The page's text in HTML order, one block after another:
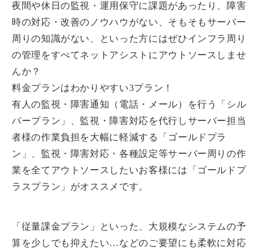
夜間や休日の監視・運用保守に課題があったり、障害
時の対応・改善のノウハウがない、そもそもサーバー
周りの知識がない、といった方にはぜひインフラ周り
の管理をすべてネットアシストにアウトソースしませ
んか？
料金プランはわかりやすい3プラン！
有人の監視・障害通知（電話・メール）を行う「シル
バープラン」、監視・障害対応を代行しサーバー担当
者様の作業負担を大幅に軽減する「ゴールドプラ
ン」、監視・障害対応・各種設定等サーバー周りの作
業を全てアウトソースしたいお客様には「ゴールドプ
ラスプラン」がオススメ です。
「従量課金プラン」といった、大規模なシステムの予
算を少しでも抑えたい…などのご要望にも柔軟に対応